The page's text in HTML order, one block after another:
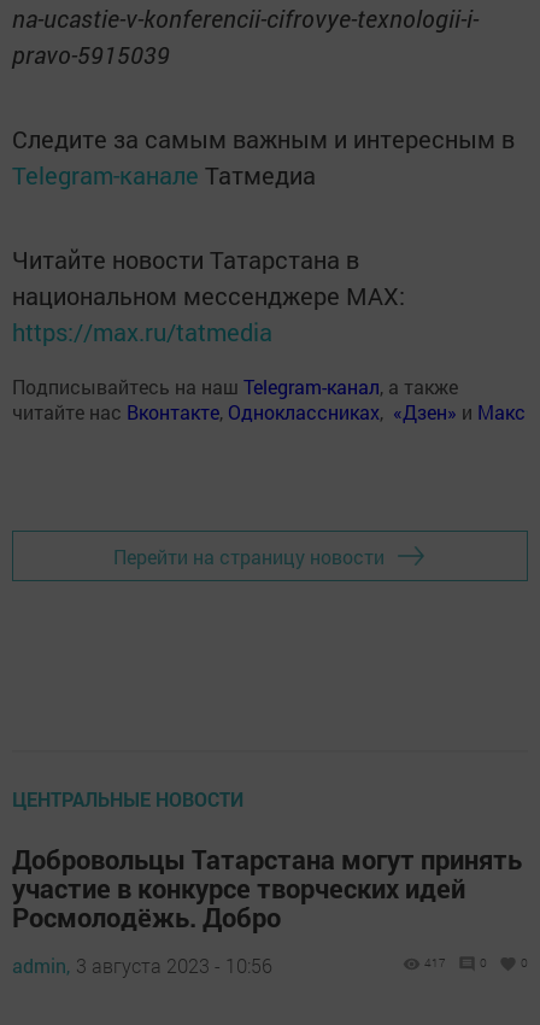
na-ucastie-v-konferencii-cifrovye-texnologii-i-
pravo-5915039
Следите за самым важным и интересным в
Telegram-канале Татмедиа
Читайте новости Татарстана в
национальном мессенджере MАХ:
https://max.ru/tatmedia
Подписывайтесь на наш Telegram-канал, а также
читайте нас Вконтакте, Одноклассниках, «Дзен» и Макс
Перейти на страницу новости
ЦЕНТРАЛЬНЫЕ НОВОСТИ
Добровольцы Татарстана могут принять
участие в конкурсе творческих идей
Росмолодёжь. Добро
admin, 3 августа 2023 - 10:56 417 0 0